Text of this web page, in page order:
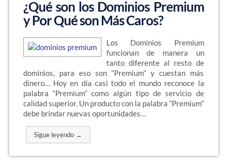
¿Qué son los Dominios Premium
y Por Qué son Más Caros?
Los Dominios Premium
funcionan de manera un
tanto diferente al resto de
dominios, para eso son “Premium” y cuestan más
dinero… Hoy en día casi todo el mundo reconoce la
palabra “Premium” como algún tipo de servicio de
calidad superior. Un producto con la palabra “Premium”
debe brindar nuevas oportunidades…
Sigue leyendo →